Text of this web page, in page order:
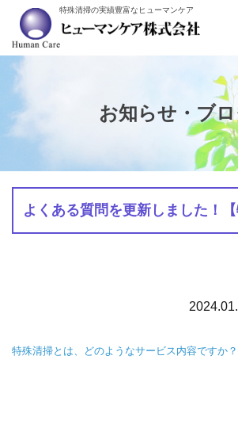
特殊清掃の実績豊富なヒューマンケア
お知らせ・ブ
よくある質問を更新しました！
特殊清掃とは、どのようなサービス内容ですか？